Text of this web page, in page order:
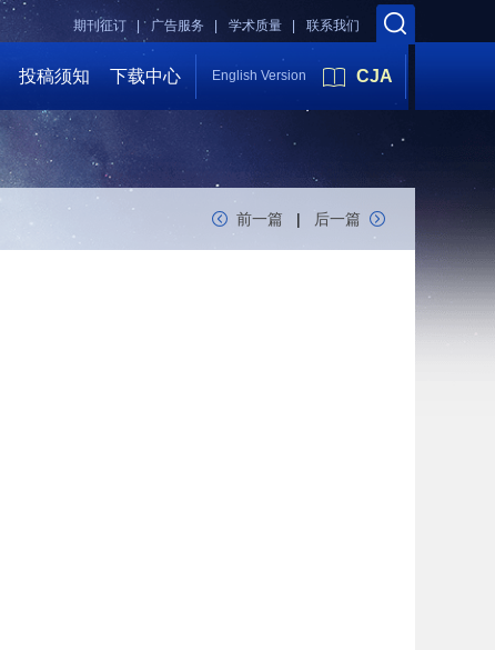
联系我们
学术质量 |
广告服务 |
期刊征订 |
投稿须知 下载中心 English Version CJA
前一篇 | 后一篇